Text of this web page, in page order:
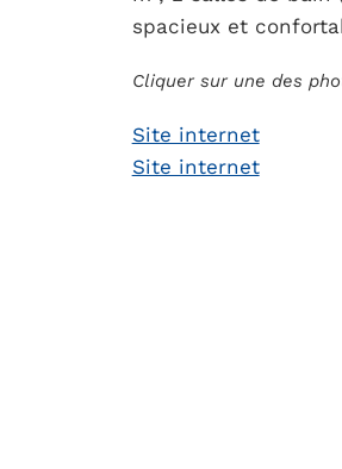
spacieux et
Cliquer sur une des
Site internet
Site internet